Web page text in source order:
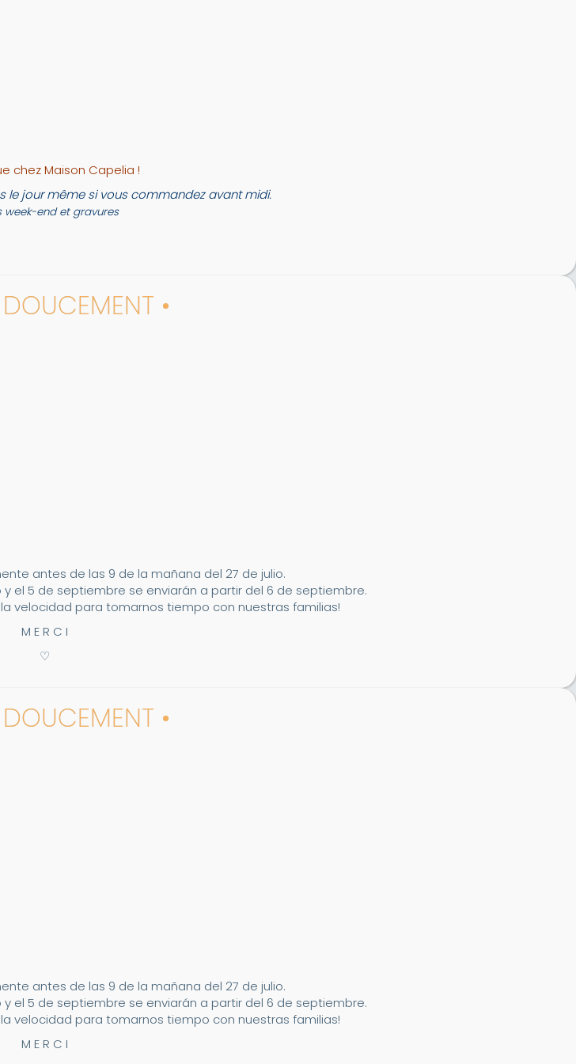
chez Maison Capelia !
le jour même si vous commandez avant midi.
week-end et gravures
•
antes de las 9 de la mañana del 27 de julio.
el 5 de septiembre se enviarán a partir del 6 de septiembre.
velocidad para tomarnos tiempo con nuestras familias!
M E R C I
♡
•
antes de las 9 de la mañana del 27 de julio.
el 5 de septiembre se enviarán a partir del 6 de septiembre.
velocidad para tomarnos tiempo con nuestras familias!
M E R C I